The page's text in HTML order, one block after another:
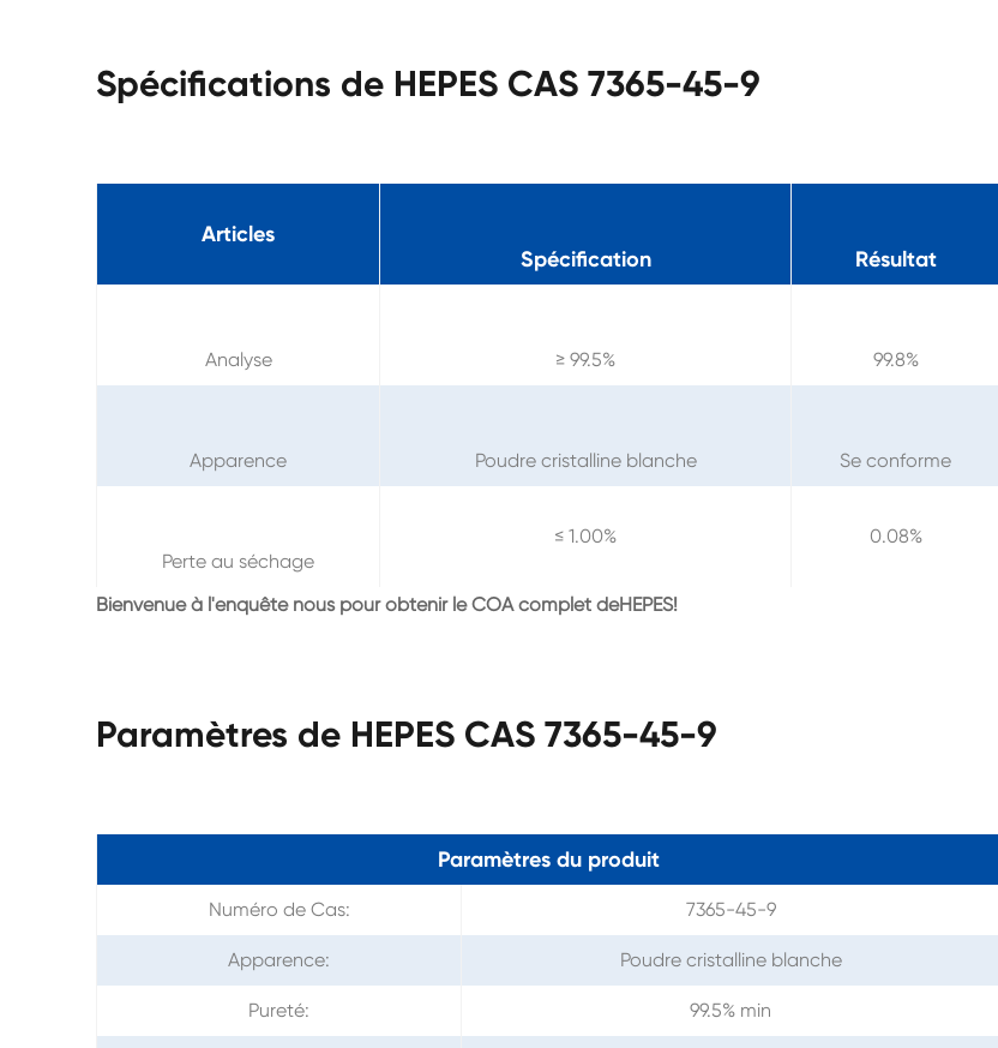
Spécifications de HEPES CAS 7365-45-9
Articles
Spécification
Résultat
Analyse ≥ 99.5% 99.8%
Apparence Poudre cristalline blanche Se conforme
Perte au séchage
≤ 1.00% 0.08%
Bienvenue à l'enquête nous pour obtenir le COA complet deHEPES!
Paramètres de HEPES CAS 7365-45-9
Paramètres du produit
Numéro de Cas: 7365-45-9
Apparence: Poudre cristalline blanche
Pureté: 99.5% min